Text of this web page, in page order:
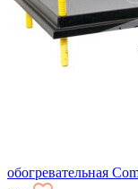
обогревательная